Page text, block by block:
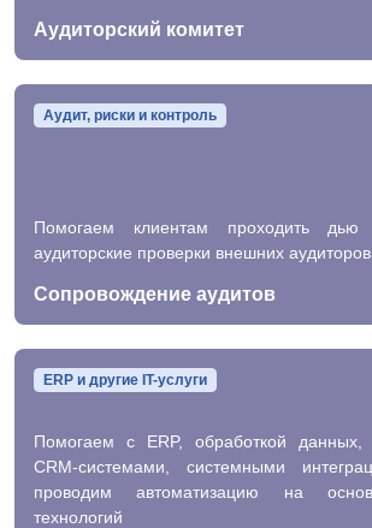
Аудиторский комитет
Аудит, риски и контроль
Помогаем клиентам проходить
аудиторские проверки внешних аудиторов
Сопровождение аудитов
ERP и другие IT-услуги
Помогаем с ERP, обработкой данных,
CRM-системами, системными
проводим автоматизацию на
технологий